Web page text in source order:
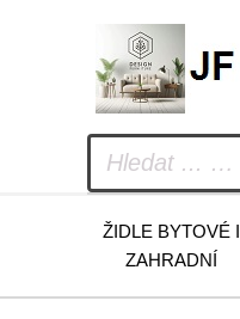
ŽIDLE BYTOVÉ I
ZAHRADNÍ